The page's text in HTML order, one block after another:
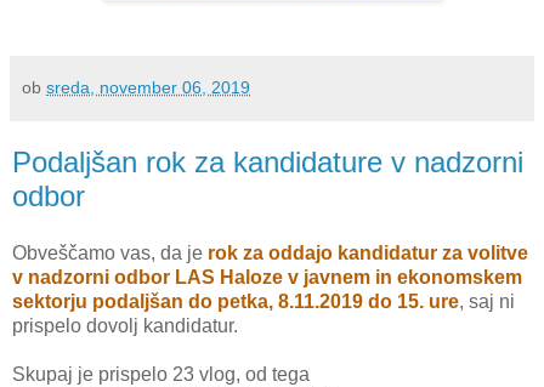
ob sreda, november 06, 2019
Podaljšan rok za kandidature v nadzorni
odbor
Obveščamo vas, da je rok za oddajo kandidatur za volitve
v nadzorni odbor LAS Haloze v javnem in ekonomskem
sektorju podaljšan do petka, 8.11.2019 do 15. ure, saj ni
prispelo dovolj kandidatur.
Skupaj je prispelo 23 vlog, od tega